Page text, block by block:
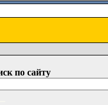
по сайту